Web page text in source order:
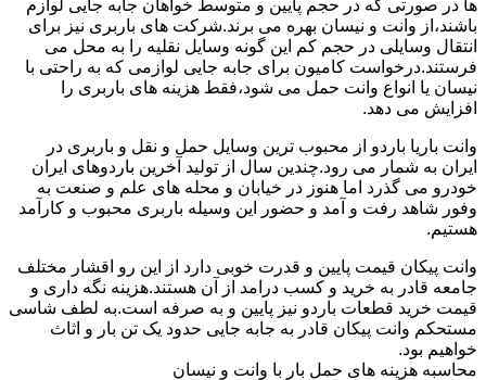
ها در صورتی که در حجم پایین و متوسط خواهان جابه جایی لوازم
باشند،از وانت و نیسان بهره می برند.شرکت های باربری نیز برای
انتقال وسایلی در حجم کم این گونه وسایل نقلیه را به محل می
فرستند.درخواست کامیون برای جابه جایی لوازمی که به راحتی با
نیسان یا انواع وانت حمل می شود،فقط هزینه های باربری را
افزایش می دهد.
وانت باریا باردو از محبوب ترین وسایل حمل و نقل و باربری در
ایران به شمار می رود.چندین سال از تولید آخرین باردوهای ایران
خودرو می گذرد اما هنوز در خیابان و محله های علم و صنعت به
وفور شاهد رفت و آمد و حضور این وسیله باربری محبوب و کارآمد
هستیم.
وانت پیکان قیمت پایین و قدرت خوبی دارد از این رو اقشار مختلف
جامعه قادر به خرید و کسب درامد از آن هستند.هزینه نگه داری و
قیمت خرید قطعات باردو نیز پایین و به صرفه است.به لطف شاسی
مستحکم وانت پیکان قادر به جابه جایی حدود یک تن بار و اثاث
خواهیم بود.
محاسبه هزینه های حمل بار با وانت و نیسان